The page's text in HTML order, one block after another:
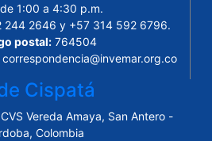
1:00 a 4:30 p.m.
244 2646 y +57 314 592 6796.
postal:764504
correspondencia@invemar.org.co
Cispatá
Vereda Amaya, San Antero -
Colombia